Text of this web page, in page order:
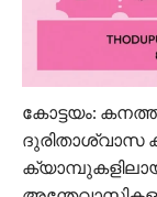
കോട്ടയം:
ദുരിതാശ്വാസ